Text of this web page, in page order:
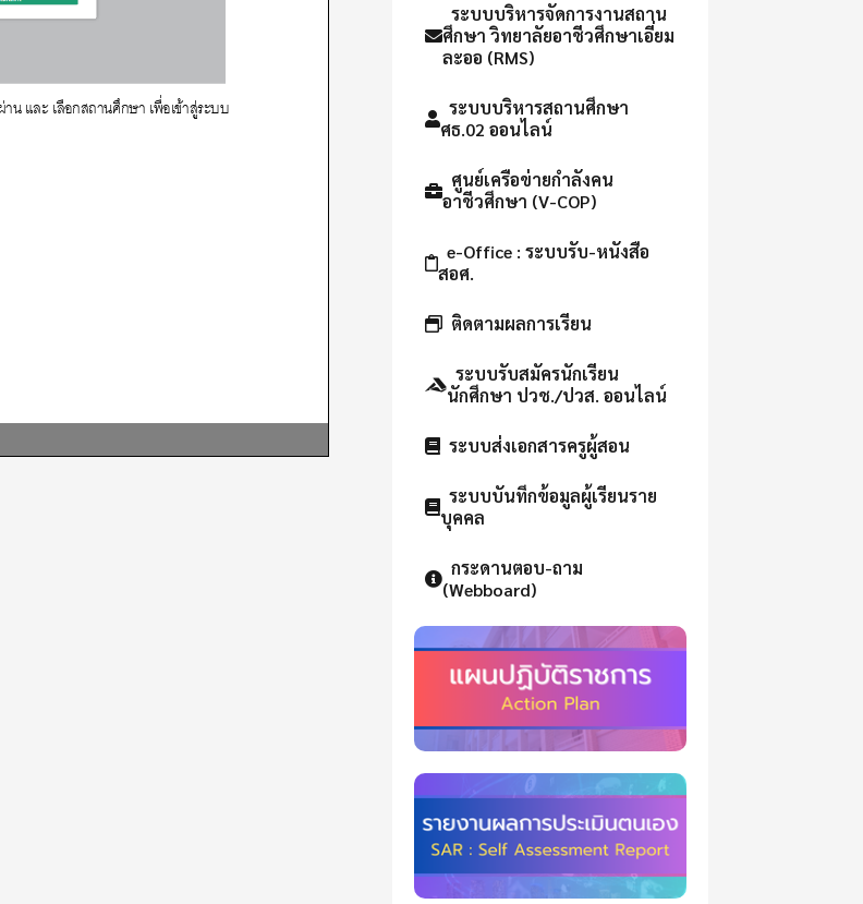
ระบบบริหารจัดการงานสถาน
ศึกษา วิทยาลัยอาชีวศึกษาเอี่ยม
ละออ (RMS)
ระบบบริหารสถานศึกษา
ศธ.02 ออนไลน์
ศูนย์เครือข่ายกำลังคน
อาชีวศึกษา (V-COP)
e-Office : ระบบรับ-หนังสือ
สอศ.
ติดตามผลการเรียน
ระบบรับสมัครนักเรียน
นักศึกษา ปวช./ปวส. ออนไลน์
ระบบส่งเอกสารครูผู้สอน
ระบบบันทึกข้อมูลผู้เรียนราย
บุคคล
กระดานตอบ-ถาม
(Webboard)